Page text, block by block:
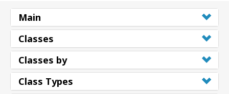
Main
Classes
Classes by
Class Types